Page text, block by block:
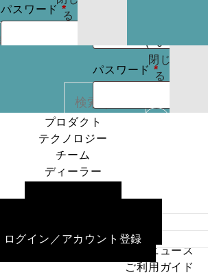
パスワードを
パスワード*必
須
ログイン
パスワードを
REGISTER
る
カー
トに
商品
はあ
りま
パスワード*必
須
ログイン
パスワードを
お忘れですか ?
( 0 )
閉じ
る
テクノロジー
チーム
ディーラー
ニュース
ご利用ガイド
プロダクト
テクノロジー
チーム
ディーラー
ログイン／アカウント登録